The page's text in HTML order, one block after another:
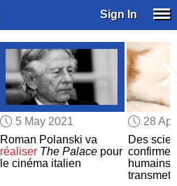
Sign In
5 May 2021
Roman Polanski va
réaliser The Palacepour
le cinéma italien
28
Des
humains